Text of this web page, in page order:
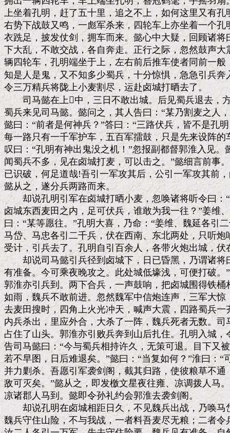
上坐着孔明，赶了五十里，追之不上，如何这里又有孔
右势下战鼓又鸣，一彪军杀来，四轮车上亦坐着一个
衣跣足，披发仗剑，拥车而来。懿心中大疑，回顾诸将
下大乱，不敢交战，各自奔走。正行之际，忽然鼓声
辆四轮车，孔明端坐于上，左右前后推车使者同前一
知是人是鬼，又不知多少蜀兵，十分惊惧，急急引兵
令三万精兵将陇上小麦割尽，运赴卤城打晒去了。
司马懿在上中，三日不敢出城。后见蜀兵退去，
蜀兵来见司马懿。懿问之，其人告曰：“某乃割麦之人
懿曰：“前者是何神兵？”答曰：“三路伏兵，皆不是孔
每一路只有一千军护车，五百军擂鼓，只是先来设阵的
叹曰：“孔明有神出鬼没之机！”忽报副都督郭淮入见。
闻蜀兵不多，见在卤城打麦，可以击之。”懿细言前事
已识破，何足道哉!吾引一军攻其后，公引一军攻其前
懿从之，遂分兵两路而来。
却说孔明引军在卤城打晒小麦，忽唤诸将听令曰：“
卤城东西麦田之内，足可伏兵，谁敢为我一往？”姜维
曰：“某等愿往。”孔明大喜，乃命：“姜维、魏延各引
马岱、马忠各引二千兵，伏在西南、东北两处，只听炮
受计，引兵去了。孔明自引百余人，各带火炮出城，伏
却说司马懿引兵径到卤城下，日已昏黑，乃谓诸将
有准备。今可乘夜晚攻之。此处城低壕浅，可便打破。
郭淮亦引兵到。两下合兵，一声鼓响，把卤城围得铁
如雨，魏兵不敢前进。忽然魏军中信炮连声，三军大
去麦田搜时，四角上火光冲天，喊声大震，四路蜀兵
内兵杀出，里应外合，大杀了一阵，魏兵死者无数。
占住了山头。郭淮亦引败兵奔到山后扎住。孔明入城
告司马懿曰：“今与蜀兵相持许久，无策可退。目下又
若不早图，日后难退矣。”懿曰：“当复如何？”淮曰：“
并力剿杀。吾愿引军袭剑阁，截其归路，使彼粮草不
敌可灭矣。”懿从之，即发檄文星夜往雍、凉调拨人马
凉诸郡人马到。懿即令孙礼约会郭淮去袭剑阁。
却说孔明在卤城相距日久，不见魏兵出战，乃唤马
魏兵守住山险，不与我战，一者料吾麦尽无粮；二者